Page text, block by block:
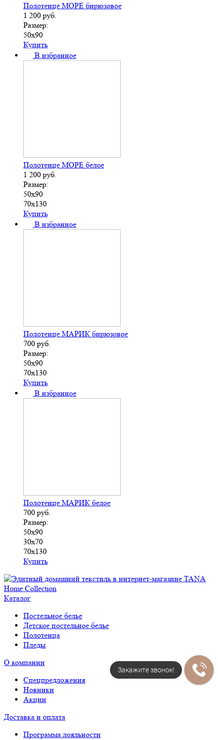
Полотенце МОРЕ бирюзовое
1 200 руб.
Размер:
50х90
Купить
В избранное
Полотенце МОРЕ белое
1 200 руб.
Размер:
50х90
70х130
Купить
В избранное
Полотенце МАРИК бирюзовое
700 руб.
Размер:
50х90
70х130
Купить
В избранное
Полотенце МАРИК белое
700 руб.
Размер:
50х90
30х70
70х130
Купить
Каталог
Постельное белье
Детское постельное белье
Полотенца
Пледы
О компании
Спецпредложения
Новинки
Акции
Доставка и оплата
Программа лояльности
Закажите звонок!